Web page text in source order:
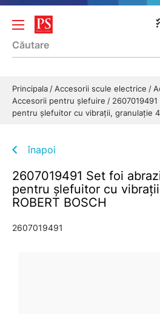
Principala Accesorii scule electrice
Accesorii pentru șlefuire
pentru şlefuitor cu vibraţii, granulaţie
înapoi
2607019491 Set foi
pentru şlefuitor cu
ROBERT BOSCH
2607019491